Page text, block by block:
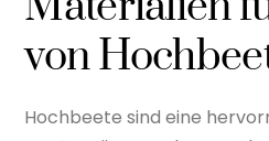
von
Hochbeete sind eine